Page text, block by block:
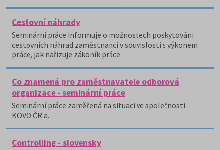
Cestovní náhrady
Seminární práce informuje o možnostech poskytování
cestovních náhrad zaměstnanci v souvislosti s výkonem
práce, jak nařizuje zákoník práce.
Co znamená pro zaměstnavatele odborová
organizace - seminární práce
Seminární práce zaměřená na situaci ve společnosti
KOVO ČR a.
Controlling - slovensky